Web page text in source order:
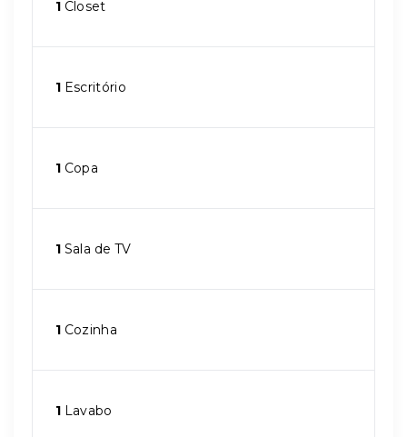
1 Closet
1 Escritório
1 Copa
1 Sala de TV
1 Cozinha
1 Lavabo